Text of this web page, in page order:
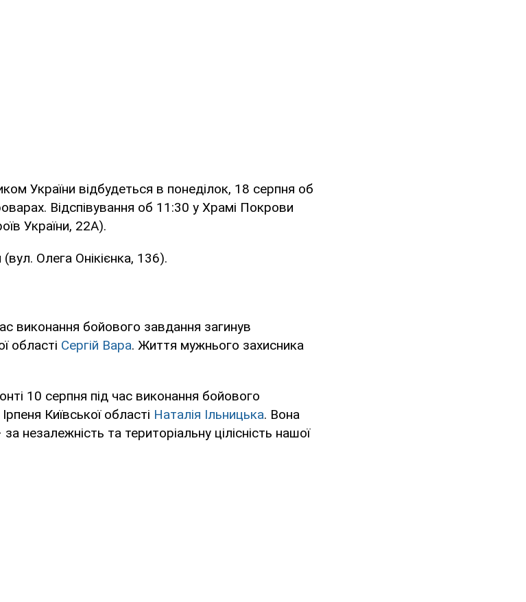
України відбудеться в понеділок, 18 серпня об
Відспівування об 11:30 у Храмі Покрови
України, 22А).
Олега Онікієнка, 136).
виконання бойового завдання загинув
області Сергій Вара. Життя мужнього захисника
10 серпня під час виконання бойового
Київської області Наталія Ільницька. Вона
незалежність та територіальну цілісність нашої